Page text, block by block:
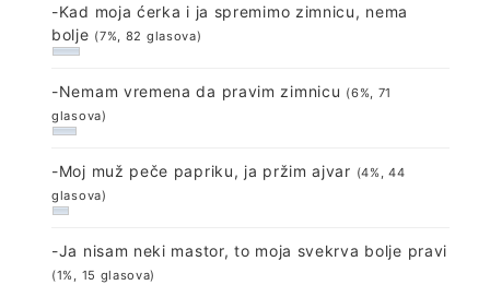
-Kad moja ćerka i ja spremimo zimnicu, nema
bolje (7%, 82 glasova)
-Nemam vremena da pravim zimnicu (6%, 71
glasova)
-Moj muž peče papriku, ja pržim ajvar (4%, 44
glasova)
-Ja nisam neki mastor, to moja svekrva bolje pravi
(1%, 15 glasova)